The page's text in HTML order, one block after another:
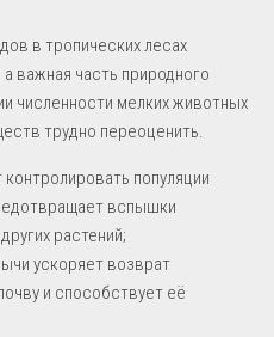
в тропических лесах
важная часть природного
численности мелких животных
трудно переоценить.
популяции
вспышки
растений;
ускоряет возврат
и способствует её